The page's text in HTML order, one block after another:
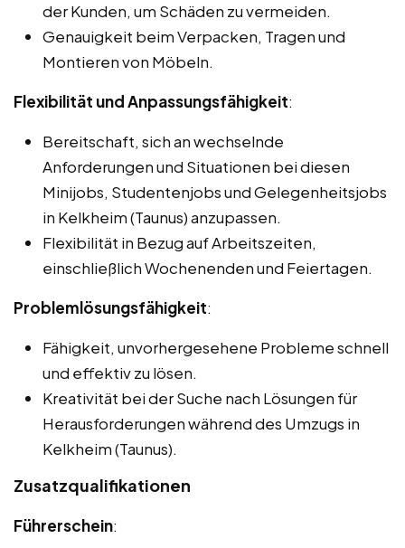
der Kunden, um Schäden zu vermeiden.
Genauigkeit beim Verpacken, Tragen und
Montieren von Möbeln.
Flexibilität und Anpassungsfähigkeit:
Bereitschaft, sich an wechselnde
Anforderungen und Situationen bei diesen
Minijobs, Studentenjobs und Gelegenheitsjobs
in Kelkheim (Taunus) anzupassen.
Flexibilität in Bezug auf Arbeitszeiten,
einschließlich Wochenenden und Feiertagen.
Problemlösungsfähigkeit:
Fähigkeit, unvorhergesehene Probleme schnell
und effektiv zu lösen.
Kreativität bei der Suche nach Lösungen für
Herausforderungen während des Umzugs in
Kelkheim (Taunus).
Zusatzqualifikationen
Führerschein: